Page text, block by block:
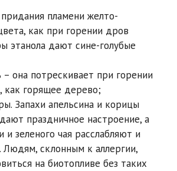
пламени желто-
как при горении дров
этанола дают сине-голубые
– она потрескивает при горении
как горящее дерево;
Запахи апельсина и корицы
праздничное настроение, а
и зеленого чая расслабляют и
Людям, склонным к аллергии,
на биотопливе без таких